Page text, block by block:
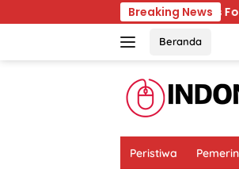
to
Breaking News
Beras Fortifikasi
Beranda
Peristiwa